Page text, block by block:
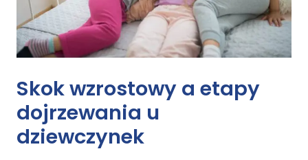
Skok wzrostowy a etapy
dojrzewania u
dziewczynek